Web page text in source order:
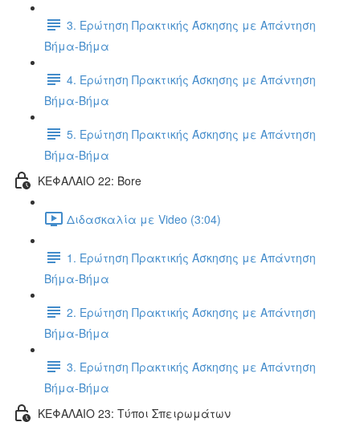
3. Ερώτηση Πρακτικής Άσκησης με Απάντηση
Βήμα-Βήμα
4. Ερώτηση Πρακτικής Άσκησης με Απάντηση
Βήμα-Βήμα
5. Ερώτηση Πρακτικής Άσκησης με Απάντηση
Βήμα-Βήμα
ΚΕΦΑΛΑΙΟ 22: Bore
Διδασκαλία με Video (3:04)
1. Ερώτηση Πρακτικής Άσκησης με Απάντηση
Βήμα-Βήμα
2. Ερώτηση Πρακτικής Άσκησης με Απάντηση
Βήμα-Βήμα
3. Ερώτηση Πρακτικής Άσκησης με Απάντηση
Βήμα-Βήμα
ΚΕΦΑΛΑΙΟ 23: Τύποι Σπειρωμάτων